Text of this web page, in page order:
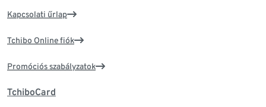
Kapcsolati űrlap
Tchibo Online fiók
Promóciós szabályzatok
TchiboCard